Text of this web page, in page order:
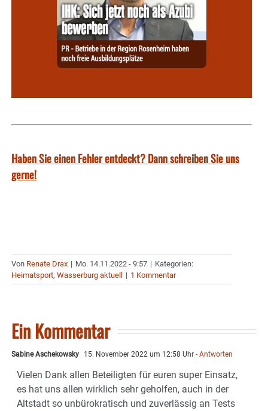
Haben Sie einen Fehler entdeckt? Dann schreiben Sie uns
gerne!
Von Renate Drax | Mo. 14.11.2022 - 9:57 | Kategorien:
Heimatsport, Wasserburg aktuell | 1 Kommentar
Ein Kommentar
Sabine Aschekowsky 15. November 2022 um 12:58 Uhr - Antworten
Vielen Dank allen Beteiligten für euren super Einsatz,
es hat uns allen wirklich sehr geholfen, auch in der
Altstadt so unbürokratisch und zuverlässig an Tests